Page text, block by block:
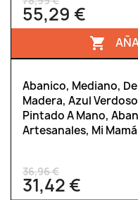
55,29 €

Abanico, Mediano, De
Madera, Azul
Pintado A Mano,
Artesanales, Mi
36,96 €
31,42 €